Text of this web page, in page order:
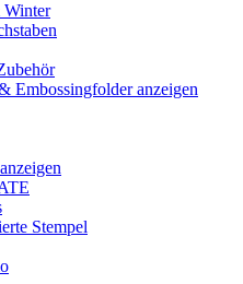
Winter
Embossingfolder anzeigen
Stempel